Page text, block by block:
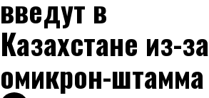
введут в
Казахстане из-за
омикрон-штамма